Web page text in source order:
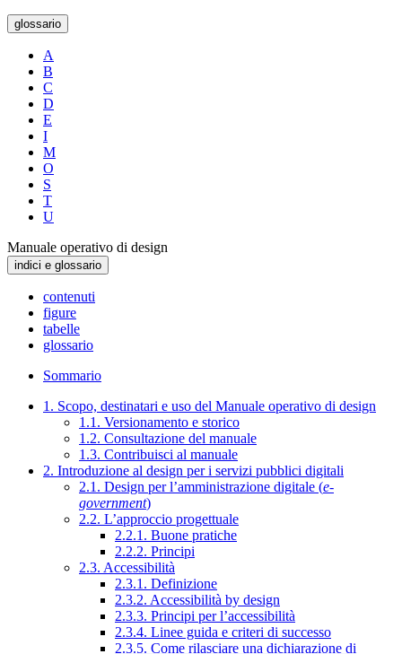
glossario
A
B
C
D
E
I
M
O
S
T
U
Manuale operativo di design
indici e glossario
contenuti
figure
tabelle
glossario
Sommario
1. Scopo, destinatari e uso del Manuale operativo di design
1.1. Versionamento e storico
1.2. Consultazione del manuale
1.3. Contribuisci al manuale
2. Introduzione al design per i servizi pubblici digitali
2.1. Design per l’amministrazione digitale (e-
government)
2.2. L’approccio progettuale
2.2.1. Buone pratiche
2.2.2. Principi
2.3. Accessibilità
2.3.1. Definizione
2.3.2. Accessibilità by design
2.3.3. Principi per l’accessibilità
2.3.4. Linee guida e criteri di successo
2.3.5. Come rilasciare una dichiarazione di